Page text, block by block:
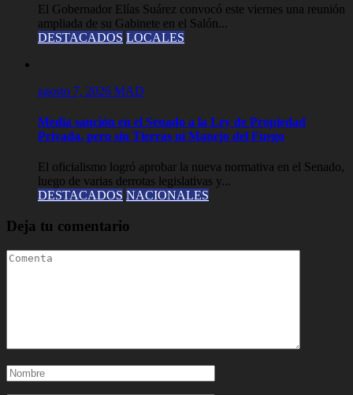
El Gobernador Elías Suárez convocó este viernes una reunión
ampliada de su Gabinete en el Salón...
DESTACADOS LOCALES
agosto 7, 2026 MAD
Media sanción en el Senado a la Ley de Propiedad
Privada, pero sin Tierras ni Manejo del Fuego
El oficialismo logró aprobar la nueva normativa en el Senado,
luego de varias derrotas legislativas y...
DESTACADOS NACIONALES
Deja tu comentario